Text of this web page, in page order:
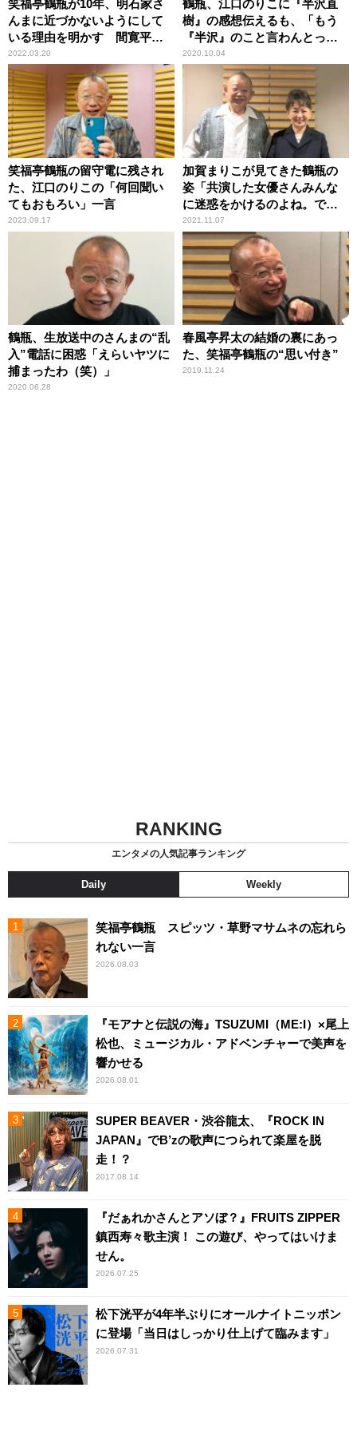
笑福亭鶴瓶が10年、明石家さ
んまに近づかないようにして
いる理由を明かす 間寛平も
理解
2022.03.20
鶴瓶、江口のりこに『半沢直
樹』の感想伝えるも、「もう
『半沢』のこと言わんとっ
て！」と返される
2020.10.04
笑福亭鶴瓶の留守電に残され
た、江口のりこの「何回聞い
てもおもろい」一言
2023.09.17
加賀まりこが見てきた鶴瓶の
姿「共演した女優さんみんな
に迷惑をかけるのよね。でも
好かれる」
2021.11.07
鶴瓶、生放送中のさんまの“乱
入”電話に困惑「えらいヤツに
捕まったわ（笑）」
2020.06.28
春風亭昇太の結婚の裏にあっ
た、笑福亭鶴瓶の“思い付き”
2019.11.24
RANKING
エンタメの人気記事ランキング
Daily Weekly
笑福亭鶴瓶 スピッツ・草野マサムネの忘れら
れない一言
2026.08.03
『モアナと伝説の海』TSUZUMI（ME:I）×尾上
松也、ミュージカル・アドベンチャーで美声を
響かせる
2026.08.01
SUPER BEAVER・渋谷龍太、『ROCK IN
JAPAN』でB’zの歌声につられて楽屋を脱
走！？
2017.08.14
『だぁれかさんとアソぼ？』FRUITS ZIPPER
鎮西寿々歌主演！ この遊び、やってはいけま
せん。
2026.07.25
松下洸平が4年半ぶりにオールナイトニッポン
に登場「当日はしっかり仕上げて臨みます」
2026.07.31